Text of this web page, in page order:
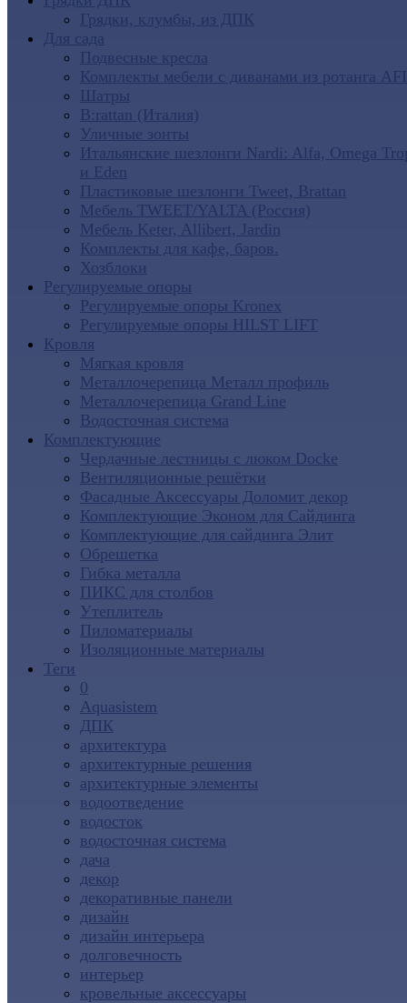
Грядки, клумбы, из ДПК
Для сада
Подвесные кресла
Комплекты мебели с диванами из ротанга
Шатры
B:rattan (Италия)
Уличные зонты
Итальянские шезлонги Nardi: Alfa, Omega
и Eden
Пластиковые шезлонги Tweet, Brattan
Мебель TWEET/YALTA (Россия)
Мебель Keter, Allibert, Jardin
Комплекты для кафе, баров.
Хозблоки
Регулируемые опоры
Регулируемые опоры Kronex
Регулируемые опоры HILST LIFT
Кровля
Мягкая кровля
Металлочерепица Металл профиль
Металлочерепица Grand Line
Водосточная система
Комплектующие
Чердачные лестницы с люком Docke
Вентиляционные решётки
Фасадные Аксессуары Доломит декор
Комплектующие Эконом для Сайдинга
Комплектующие для cайдинга Элит
Обрешетка
Гибка металла
ПИКС для столбов
Утеплитель
Пиломатериалы
Изоляционные материалы
Теги
0
Aquasistem
ДПК
архитектура
архитектурные решения
архитектурные элементы
водоотведение
водосток
водосточная система
дача
декор
декоративные панели
дизайн
дизайн интерьера
долговечность
интерьер
кровельные аксессуары